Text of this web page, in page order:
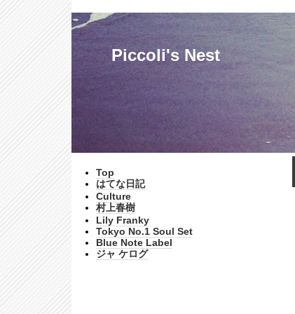
Piccoli's Nest
Top
はてな日記
Culture
村上春樹
Lily Franky
Tokyo No.1 Soul Set
Blue Note Label
ジャ ケログ